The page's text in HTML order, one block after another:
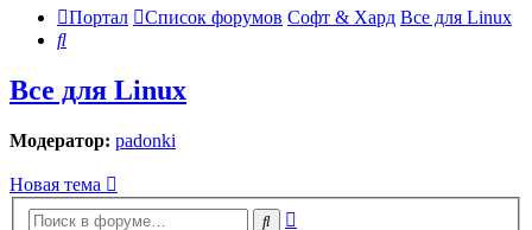
Портал Список форумов Софт & Хард Все для Linux
Поиск
Все для Linux
Модератор: padonki
Новая тема
Поиск